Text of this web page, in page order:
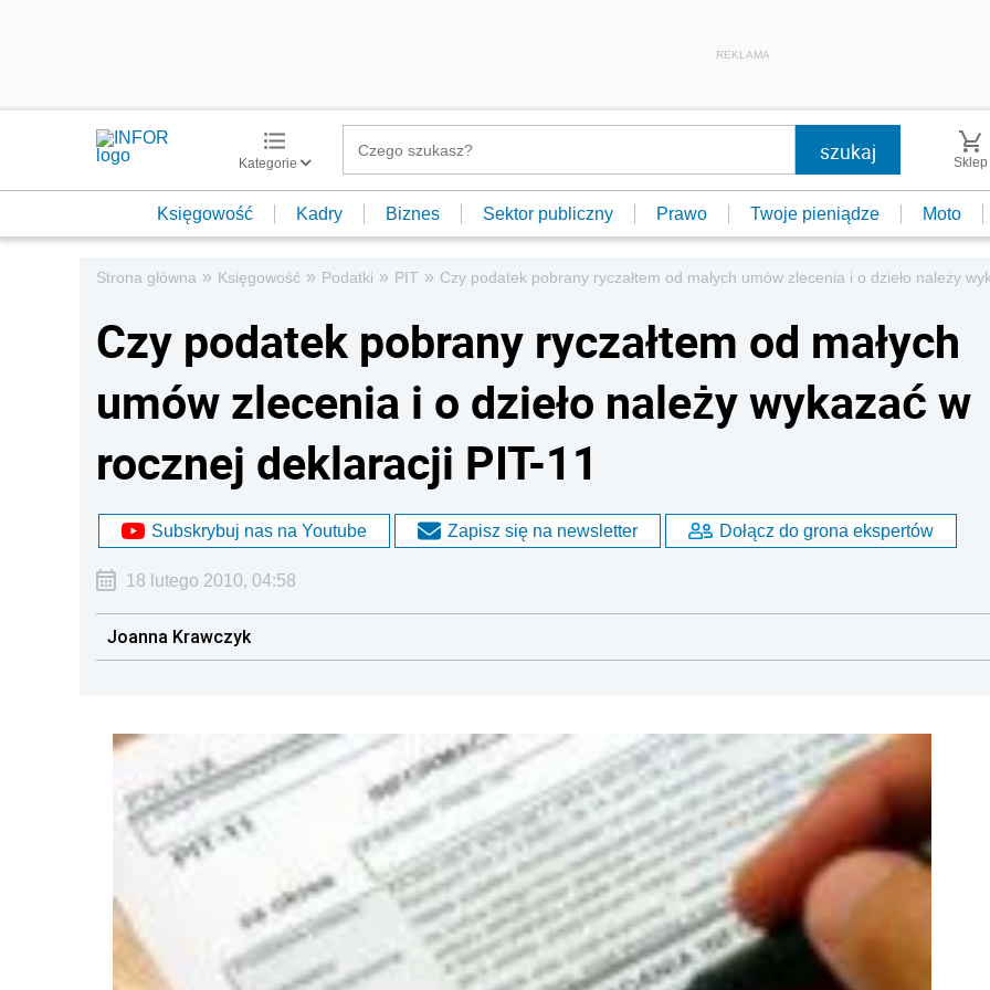
REKLAMA
Kategorie Sklep
Księgowość Kadry Biznes Sektor publiczny Prawo Twoje pieniądze Moto
Strona główna » Księgowość » Podatki » PIT » Czy podatek pobrany ryczałtem od małych umów zlecenia i o dzieło należy
Czy podatek pobrany ryczałtem od małych
umów zlecenia i o dzieło należy wykazać w
rocznej deklaracji PIT-11
Subskrybuj nas na Youtube Zapisz się na newsletter Dołącz do grona ekspertów
18 lutego 2010, 04:58
Joanna Krawczyk